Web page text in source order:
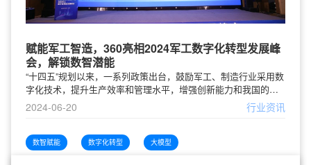
赋能军工智造，360亮相2024军工数字化转型发展峰
会，解锁数智潜能
“十四五”规划以来，一系列政策出台，鼓励军工、制造行业采用数
字化技术，提升生产效率和管理水平，增强创新能力和我国的国
际竞争力。6月20日，由中国信息产业商会主办的2024军工数字化
转型发展峰会在北京举行，大会以“数智赋能军工新质生产力”为主
校/科研院所专家学者出席，共同探讨如何推动军工数字化转型，
实现国防科技工业高质量发展。360数智化集团C
2024-06-20 行业资讯
数智赋能 数字化转型 大模型